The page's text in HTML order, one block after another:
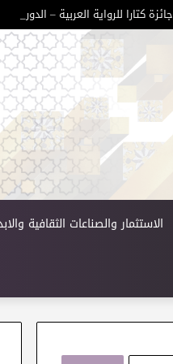
جائزة كتارا للرواية العربية – الدورة 11
الاستثمار والصناعات الثقافية